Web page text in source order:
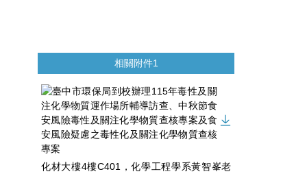
相關附件1
化材大樓4樓C401，化學工程學系黃智峯老